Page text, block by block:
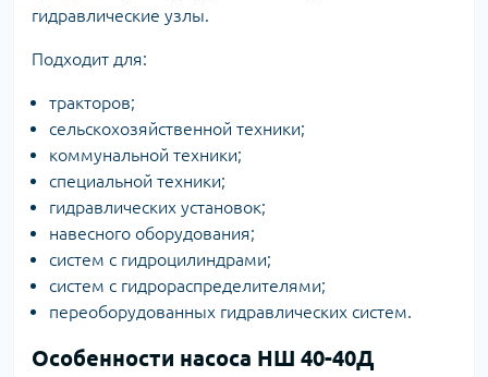
гидравлические узлы.
Подходит для:
тракторов;
сельскохозяйственной техники;
коммунальной техники;
специальной техники;
гидравлических установок;
навесного оборудования;
систем с гидроцилиндрами;
систем с гидрораспределителями;
переоборудованных гидравлических систем.
Особенности насоса НШ 40-40Д